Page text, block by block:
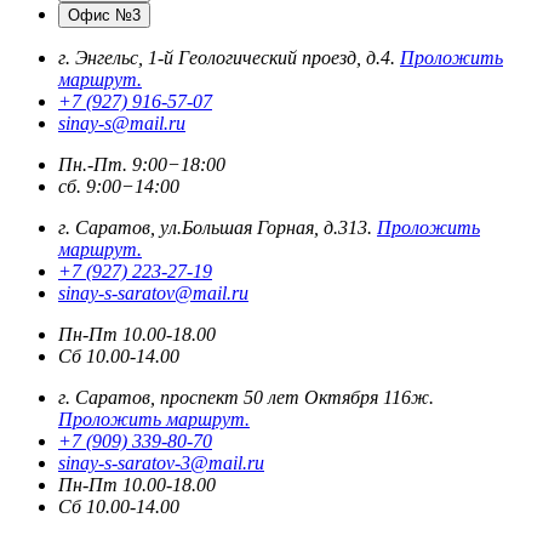
Офис №3
г. Энгельс, 1-й Геологический проезд, д.4. Проложить
маршрут.
+7 (927) 916-57-07
sinay-s@mail.ru
Пн.-Пт. 9:00−18:00
сб. 9:00−14:00
г. Саратов, ул.Большая Горная, д.313. Проложить
маршрут.
+7 (927) 223-27-19
sinay-s-saratov@mail.ru
Пн-Пт 10.00-18.00
Сб 10.00-14.00
г. Саратов, проспект 50 лет Октября 116ж.
Проложить маршрут.
+7 (909) 339-80-70
sinay-s-saratov-3@mail.ru
Пн-Пт 10.00-18.00
Сб 10.00-14.00